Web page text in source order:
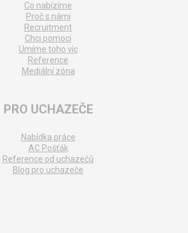
Co nabízíme
Proč s námi
Recruitment
Chci pomoci
Umíme toho víc
Reference
Mediální zóna
PRO UCHAZEČE
Nabídka práce
AC Pošťák
Reference od uchazečů
Blog pro uchazeče